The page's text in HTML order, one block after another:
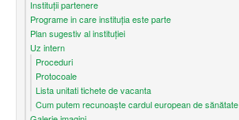
Instituții partenere
Programe in care instituția este parte
Plan sugestiv al instituției
Uz intern
Proceduri
Protocoale
Lista unitati tichete de vacanta
Cum putem recunoaşte cardul european de sănătate